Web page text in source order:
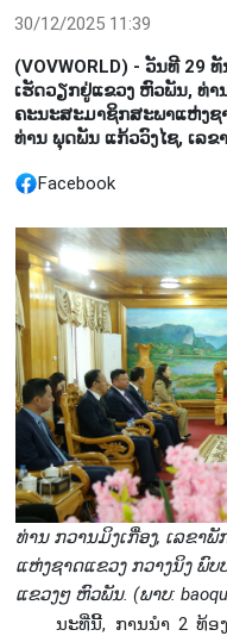
30/12/2025 11:39
(VOVWORLD) - ວັນທີ 29
ເຮັດວຽກຢູ່ແຂວງ ຫົວພັນ, ທ່າ
ຄະນະສະມາຊິກສະພາແຫ່ງຊ
ທ່ານ ພຸດພັນ ແກ້ວວົງໄຊ, ເລ
Facebook
ທ່ານ ກວານມິງເກື່ອງ, ເລຂ
ແຫ່ງຊາດແຂວງ ກວາງນິງ ພົ
ແຂວງໆ ຫົວພັນ. (ພາບ:
ນະທີ່ນີ້, ການນຳ 2 ທ້ອ